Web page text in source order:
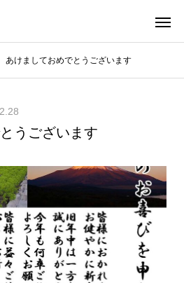
あけましておめでとうございます
うございます